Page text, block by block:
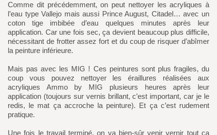
Comme dit précédemment, on peut nettoyer les acryliques à
l’eau type Vallejo mais aussi Prince August, Citadel… avec un
coton tige imbibée d’eau quelques minutes après leur
application. Car une fois sec, ça devient beaucoup plus difficile,
nécessitant de frotter assez fort et du coup de risquer d’abîmer
la peinture inférieure.
Mais pas avec les MIG ! Ces peintures sont plus fragiles, du
coup vous pouvez nettoyer les éraillures réalisées aux
acryliques Ammo by MIG plusieurs heures après leur
application (toujours sur vernis brillant, c’est important, car je le
redis, le mat ça accroche la peinture). Et ça c’est rudement
pratique.
Une fois le travail terminé, on va bien-sûr venir vernir tout ça